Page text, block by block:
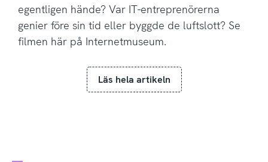
egentligen hände? Var IT-entreprenörerna
genier före sin tid eller byggde de luftslott? Se
filmen här på Internetmuseum.
Läs hela artikeln